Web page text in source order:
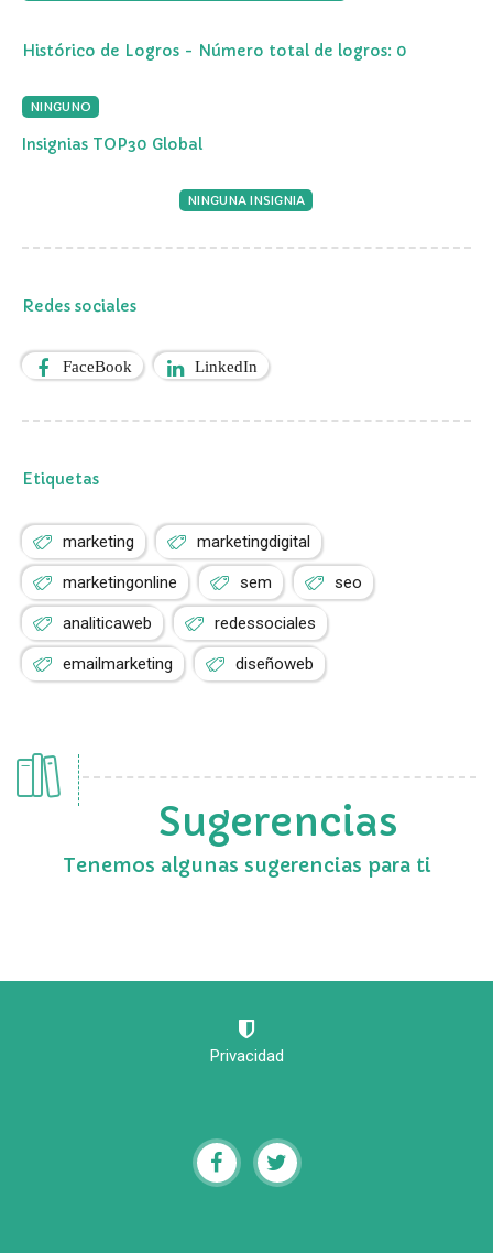
Histórico de Logros - Número total de logros: 0
NINGUNO
Insignias TOP30 Global
NINGUNA INSIGNIA
Redes sociales
FaceBook LinkedIn
Etiquetas
marketing marketingdigital
marketingonline sem seo
analiticaweb redessociales
emailmarketing diseñoweb
Sugerencias
Tenemos algunas sugerencias para ti
Privacidad